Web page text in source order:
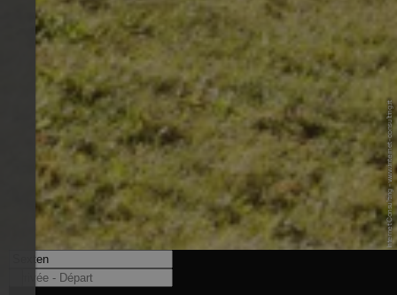
© Benedikt T. - Internet Consulting - www.internet-consulting.it